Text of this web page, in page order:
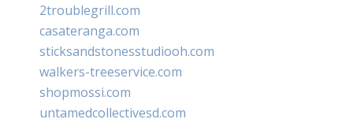
2troublegrill.com
casateranga.com
sticksandstonesstudiooh.com
walkers-treeservice.com
shopmossi.com
untamedcollectivesd.com